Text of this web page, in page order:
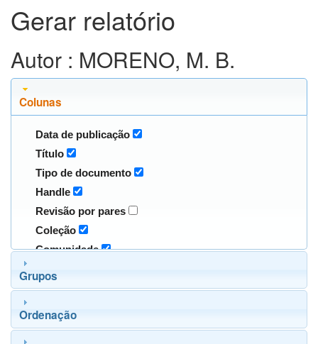
Gerar relatório
Autor : MORENO, M. B.
Colunas
Data de publicação
Título
Tipo de documento
Handle
Revisão por pares
Coleção
Comunidade
Grupos
Ordenação